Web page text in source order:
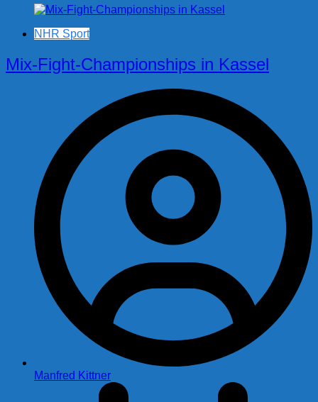
NHR Sport
Mix-Fight-Championships in Kassel
Manfred Kittner